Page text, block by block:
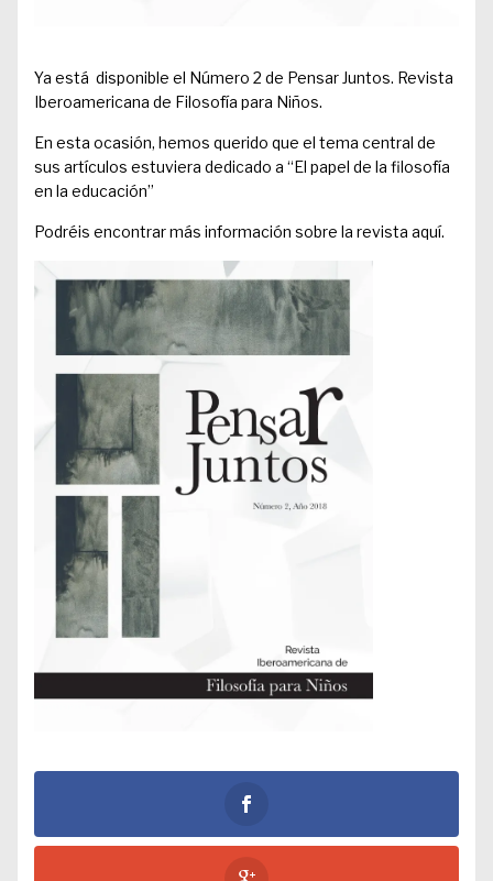
Ya está disponible el Número 2 de Pensar Juntos. Revista
Iberoamericana de Filosofía para Niños.
En esta ocasión, hemos querido que el tema central de
sus artículos estuviera dedicado a “El papel de la filosofía
en la educación”
Podréis encontrar más información sobre la revista aquí.